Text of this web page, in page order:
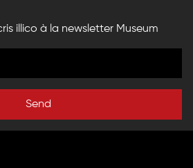
illico à la newsletter Museum
Send